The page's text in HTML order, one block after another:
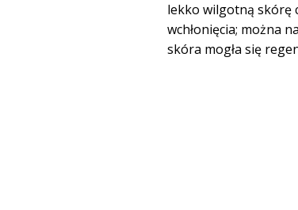
lekko wilgotną skórę
wchłonięcia; można
skóra mogła się